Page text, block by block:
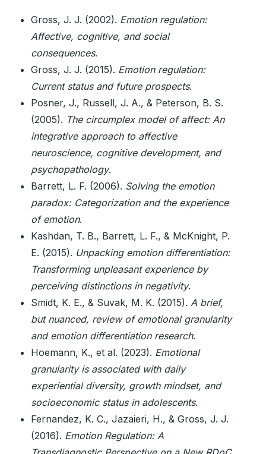
Gross, J. J. (2002). Emotion regulation:
Affective, cognitive, and social
consequences.
Gross, J. J. (2015). Emotion regulation:
Current status and future prospects.
Posner, J., Russell, J. A., & Peterson, B. S.
(2005). The circumplex model of affect: An
integrative approach to affective
neuroscience, cognitive development, and
psychopathology.
Barrett, L. F. (2006). Solving the emotion
paradox: Categorization and the experience
of emotion.
Kashdan, T. B., Barrett, L. F., & McKnight, P.
E. (2015). Unpacking emotion differentiation:
Transforming unpleasant experience by
perceiving distinctions in negativity.
Smidt, K. E., & Suvak, M. K. (2015). A brief,
but nuanced, review of emotional granularity
and emotion differentiation research.
Hoemann, K., et al. (2023). Emotional
granularity is associated with daily
experiential diversity, growth mindset, and
socioeconomic status in adolescents.
Fernandez, K. C., Jazaieri, H., & Gross, J. J.
(2016). Emotion Regulation: A